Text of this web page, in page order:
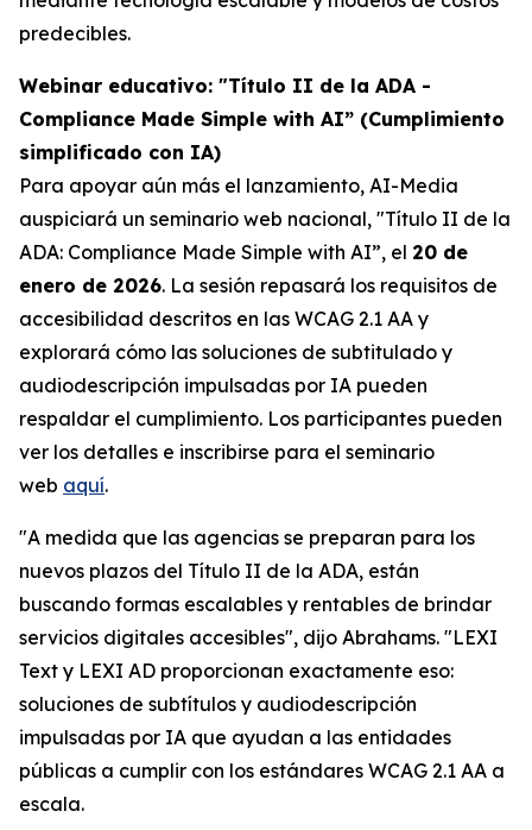
predecibles.
Webinar educativo: "Título II de la ADA -
Compliance Made Simple with AI” (Cumplimiento
simplificado con IA)
Para apoyar aún más el lanzamiento, AI-Media
auspiciará un seminario web nacional, "Título II de la
ADA: Compliance Made Simple with AI”, el 20 de
enero de 2026. La sesión repasará los requisitos de
accesibilidad descritos en las WCAG 2.1 AA y
explorará cómo las soluciones de subtitulado y
audiodescripción impulsadas por IA pueden
respaldar el cumplimiento. Los participantes pueden
ver los detalles e inscribirse para el seminario
web aquí.
"A medida que las agencias se preparan para los
nuevos plazos del Título II de la ADA, están
buscando formas escalables y rentables de brindar
servicios digitales accesibles", dijo Abrahams. "LEXI
Text y LEXI AD proporcionan exactamente eso:
soluciones de subtítulos y audiodescripción
impulsadas por IA que ayudan a las entidades
públicas a cumplir con los estándares WCAG 2.1 AA a
escala.